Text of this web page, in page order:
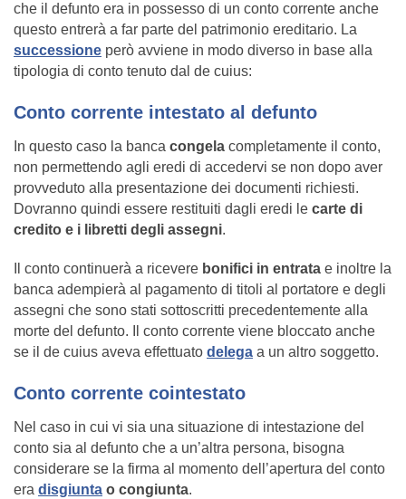
che il defunto era in possesso di un conto corrente anche
questo entrerà a far parte del patrimonio ereditario. La
successione però avviene in modo diverso in base alla
tipologia di conto tenuto dal de cuius:
Conto corrente intestato al defunto
In questo caso la banca congela completamente il conto,
non permettendo agli eredi di accedervi se non dopo aver
provveduto alla presentazione dei documenti richiesti.
Dovranno quindi essere restituiti dagli eredi le carte di
credito e i libretti degli assegni.
Il conto continuerà a ricevere bonifici in entrata e inoltre la
banca adempierà al pagamento di titoli al portatore e degli
assegni che sono stati sottoscritti precedentemente alla
morte del defunto. Il conto corrente viene bloccato anche
se il de cuius aveva effettuato delega a un altro soggetto.
Conto corrente cointestato
Nel caso in cui vi sia una situazione di intestazione del
conto sia al defunto che a un’altra persona, bisogna
considerare se la firma al momento dell’apertura del conto
era disgiunta o congiunta.